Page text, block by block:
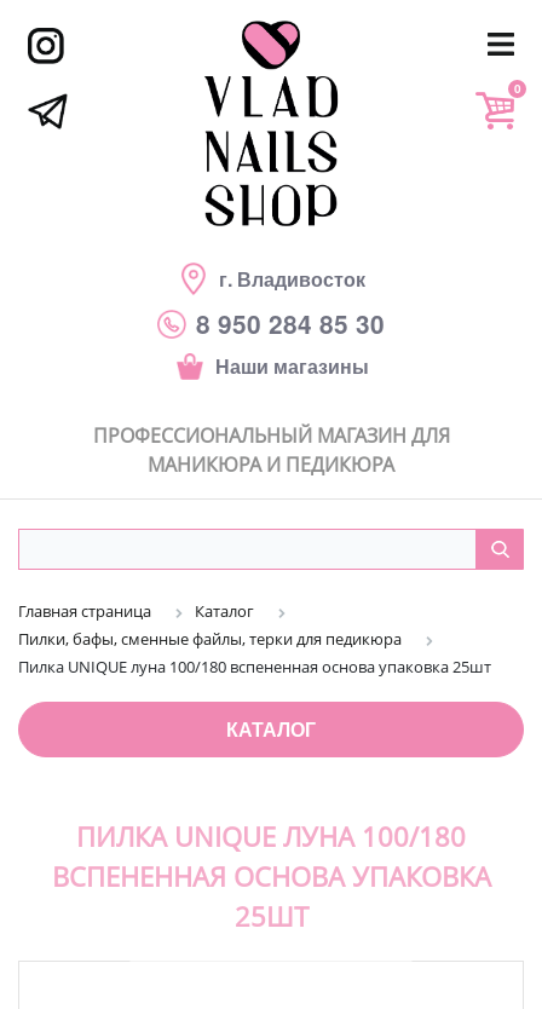
г. Владивосток
8 950 284 85 30
Наши магазины
0
ПРОФЕССИОНАЛЬНЫЙ МАГАЗИН ДЛЯ
МАНИКЮРА И ПЕДИКЮРА
Главная страница
Каталог
Пилки, бафы, сменные файлы, терки для педикюра
Пилка UNIQUE луна 100/180 вспененная основа упаковка 25шт
КАТАЛОГ
ПИЛКА UNIQUE ЛУНА 100/180
ВСПЕНЕННАЯ ОСНОВА УПАКОВКА
25ШТ